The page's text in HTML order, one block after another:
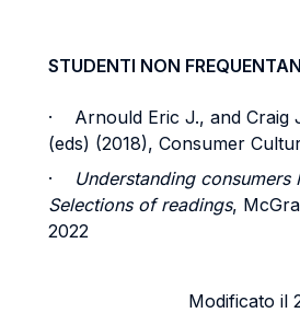
STUDENTI NON
· Arnould Eric J., and Craig
(eds) (2018), Consumer
· Understanding consumers
Selections of readings,
2022
Modificato il